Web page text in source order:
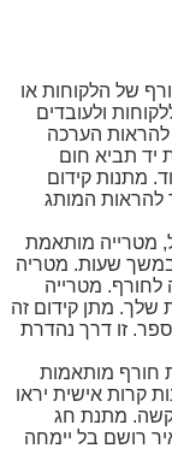
של הלקוחות או
ולעובדים
הערכה
יד תביא חום
מתנות קידום
להראות המותג
מטרייה מותאמת
שעות. מטריה
לחורף. מטרייה
שלך. מתן קידום זה
זו דרך נהדרת
חורף מותאמות
קרות אישית יראו
מתנת חג
רושם בל יימחה